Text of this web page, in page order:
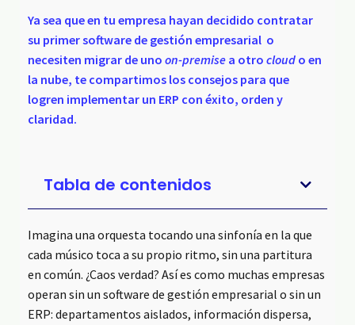
Ya sea que en tu empresa hayan decidido contratar
su primer software de gestión empresarial o
necesiten migrar de uno on-premise a otro cloud o en
la nube, te compartimos los consejos para que
logren implementar un ERP con éxito, orden y
claridad.
Tabla de contenidos
Imagina una orquesta tocando una sinfonía en la que
cada músico toca a su propio ritmo, sin una partitura
en común. ¿Caos verdad? Así es como muchas empresas
operan sin un software de gestión empresarial o sin un
ERP: departamentos aislados, información dispersa,